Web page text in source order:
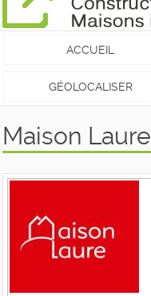
ACCUEIL
GÉOLOCALISER
Maison Laure